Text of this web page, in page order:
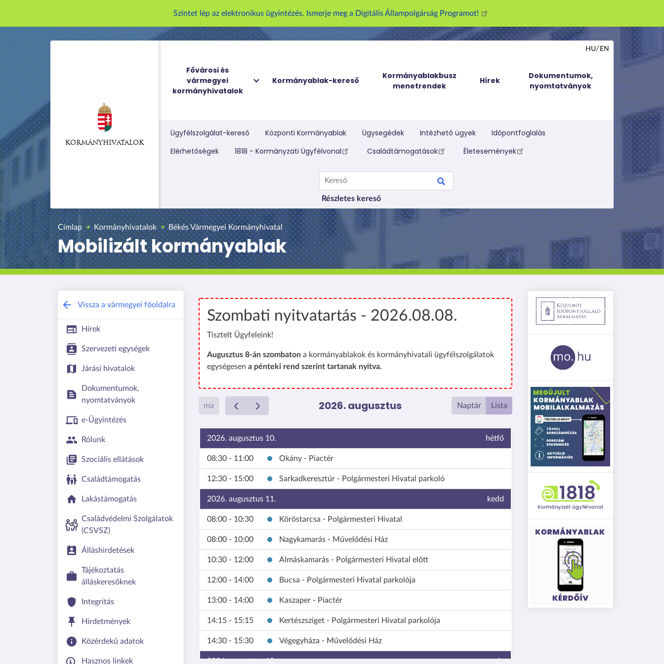
r
t
a
o
r
a
Szintet lép az elektronikus ügyintézés. Ismerje meg a Digitális Állampolgárság Programot!
KORMÁNYHIVATALOK
Fővárosi és
vármegyei
kormányhivatalok
Kormányablak-kereső
Kormányablakbusz
menetrendek
Hírek
Dokumentumok,
nyomtatványok
HU EN
Kereső melletti menü
Ügyfélszolgálat-kereső Központi Kormányablak Ügysegédek Intézhető ügyek
Időpontfoglalás
Elérhetőségek
1818 - Kormányzati Ügyfélvonal Családtámogatások Életesemények
Kereső
Részletes kereső
Címlap Kormányhivatalok Békés Vármegyei Kormányhivatal
Mobilizált kormányablak
Vissza a vármegyei főoldalra
Hírek
Szervezeti egységek
Járási hivatalok
Dokumentumok,
nyomtatványok
e-Ügyintézés
Rólunk
Szociális ellátások
Családtámogatás
Lakástámogatás
Családvédelmi Szolgálatok
(CSVSZ)
Álláshirdetések
Tájékoztatás
álláskeresőknek
Integritás
Hirdetmények
Közérdekű adatok
Hasznos linkek
Szombati nyitvatartás - 2026.08.08.
Tisztelt Ügyfeleink!
Augusztus 8-án szombaton a kormányablakok és kormányhivatali ügyfélszolgálatok
egységesen a pénteki rend szerint tartanak nyitva.
ma 2026. augusztus Naptár Lista
2026. augusztus 10. hétfő
08:30 - 11:00 Okány - Piactér
12:30 - 15:00 Sarkadkeresztúr - Polgármesteri Hivatal parkoló
2026. augusztus 11. kedd
08:00 - 10:30 Köröstarcsa - Polgármesteri Hivatal
08:00 - 10:00 Nagykamarás - Művelődési Ház
10:30 - 12:00 Almáskamarás - Polgármesteri Hivatal előtt
12:00 - 14:00 Bucsa - Polgármesteri Hivatal parkolója
13:00 - 14:00 Kaszaper - Piactér
14:15 - 15:15 Kertészsziget - Polgármesteri Hivatal parkolója
14:30 - 15:30 Végegyháza - Művelődési Ház
2026. augusztus 12. szerda